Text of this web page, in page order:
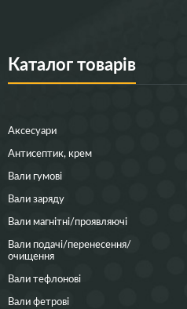
Каталог товарів
Аксесуари
Антисептик, крем
Вали гумові
Вали заряду
Вали магнітні/проявляючі
Вали подачі/перенесення/
очищення
Вали тефлонові
Вали фетрові